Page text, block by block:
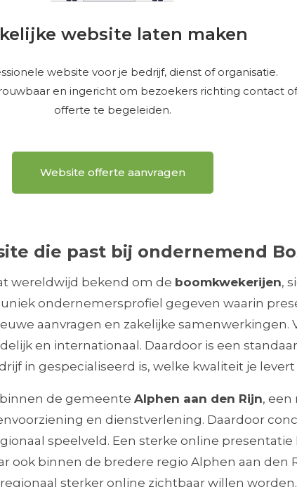
website laten maken
website voor je bedrijf, dienst of organisatie.
en ingericht om bezoekers richting contact of
offerte te begeleiden.
Website offerte aanvragen
die past bij ondernemend
wereldwijd bekend om de boomkwekerijen,
ondernemersprofiel gegeven waarin
aanvragen en zakelijke
en internationaal. Daardoor is een
in gespecialiseerd is, welke kwaliteit je
de gemeente Alphen aan den Rijn, een
en dienstverlening. Daardoor
speelveld. Een sterke online
ook binnen de bredere regio Alphen aan den
sterker online zichtbaar willen worden.